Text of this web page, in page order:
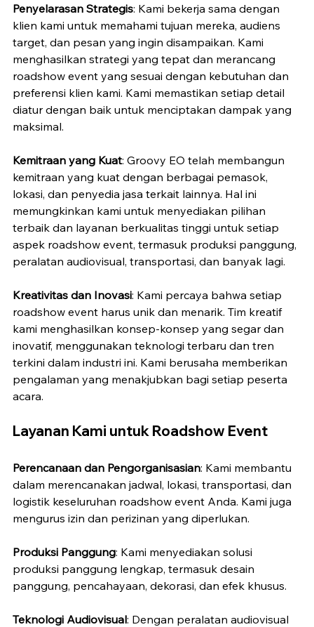
Penyelarasan Strategis: Kami bekerja sama dengan
klien kami untuk memahami tujuan mereka, audiens
target, dan pesan yang ingin disampaikan. Kami
menghasilkan strategi yang tepat dan merancang
roadshow event yang sesuai dengan kebutuhan dan
preferensi klien kami. Kami memastikan setiap detail
diatur dengan baik untuk menciptakan dampak yang
maksimal.
Kemitraan yang Kuat: Groovy EO telah membangun
kemitraan yang kuat dengan berbagai pemasok,
lokasi, dan penyedia jasa terkait lainnya. Hal ini
memungkinkan kami untuk menyediakan pilihan
terbaik dan layanan berkualitas tinggi untuk setiap
aspek roadshow event, termasuk produksi panggung,
peralatan audiovisual, transportasi, dan banyak lagi.
Kreativitas dan Inovasi: Kami percaya bahwa setiap
roadshow event harus unik dan menarik. Tim kreatif
kami menghasilkan konsep-konsep yang segar dan
inovatif, menggunakan teknologi terbaru dan tren
terkini dalam industri ini. Kami berusaha memberikan
pengalaman yang menakjubkan bagi setiap peserta
acara.
Layanan Kami untuk Roadshow Event
Perencanaan dan Pengorganisasian: Kami membantu
dalam merencanakan jadwal, lokasi, transportasi, dan
logistik keseluruhan roadshow event Anda. Kami juga
mengurus izin dan perizinan yang diperlukan.
Produksi Panggung: Kami menyediakan solusi
produksi panggung lengkap, termasuk desain
panggung, pencahayaan, dekorasi, dan efek khusus.
Teknologi Audiovisual: Dengan peralatan audiovisual